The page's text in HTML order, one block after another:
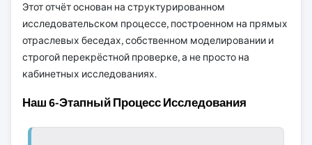
Этот отчёт основан на структурированном
исследовательском процессе, построенном на прямых
отраслевых беседах, собственном моделировании и
строгой перекрёстной проверке, а не просто на
кабинетных исследованиях.
Наш 6-Этапный Процесс Исследования